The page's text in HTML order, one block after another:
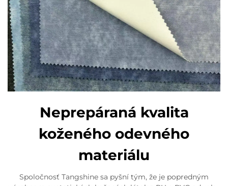
Neprepáraná kvalita
koženého odevného
materiálu
Spoločnosť Tangshine sa pyšní tým, že je popredným